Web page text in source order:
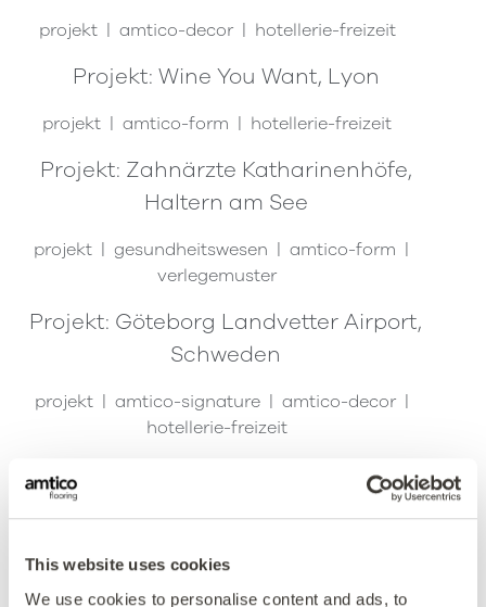
This website uses cookies
We use cookies to personalise content and ads, to
projekt amtico-decor hotellerie-freizeit
Projekt: Wine You Want, Lyon
projekt amtico-form hotellerie-freizeit
Projekt: Zahnärzte Katharinenhöfe,
Haltern am See
projekt gesundheitswesen
amtico-form
verlegemuster
Projekt: Göteborg Landvetter Airport,
Schweden
projekt amtico-signature
amtico-decor
hotellerie-freizeit
Projekt: Arztpraxis Dr. Scheele
projekt amtico-signature